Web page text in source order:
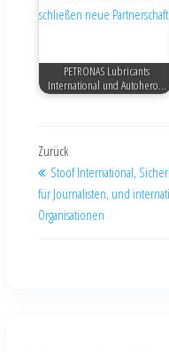
PETRONAS Lubricants
International und Autohero…
Zurück
Stoof International,
für Journalisten, und
Organisationen